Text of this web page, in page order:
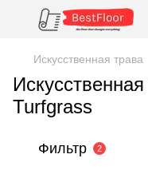
Искусственная трава
Turfgrass
Фильтр 2